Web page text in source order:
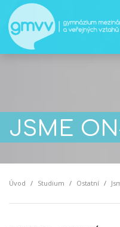
JSME
Úvod Studium Ostatní